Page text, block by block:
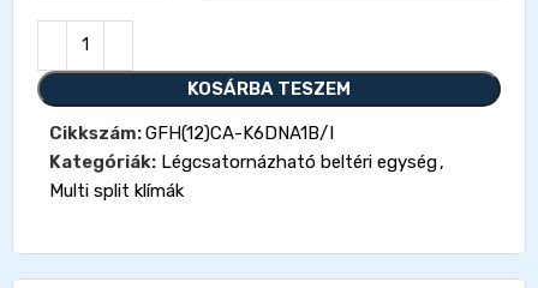
KOSÁRBA TESZEM
Cikkszám:GFH(12)CA-K6DNA1B/I
Kategóriák: Légcsatornázható beltéri egység,
Multi split klímák